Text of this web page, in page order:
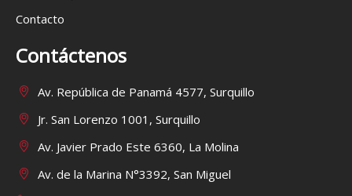
Contacto
Contáctenos
Av. República de Panamá 4577, Surquillo
Jr. San Lorenzo 1001, Surquillo
Av. Javier Prado Este 6360, La Molina
Av. de la Marina N°3392, San Miguel